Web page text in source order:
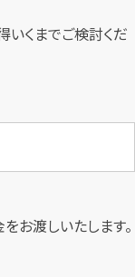
いくまでご検討くだ
お渡しいたします。